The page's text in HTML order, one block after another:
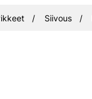
Siivous